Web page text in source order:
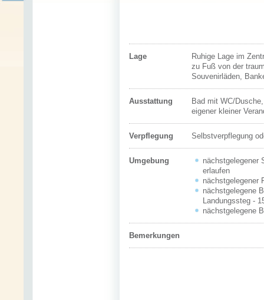
Lage
Ruhige Lage im
zu Fuß von der
Souvenirläden,
Ausstattung
Bad mit WC/
eigener kleiner
Verpflegung Selbstverpflegung
Umgebung
nächstgelegener
erlaufen
nächstgelegener
nächstgelegene
Landungssteg -
nächstgelegene
Bemerkungen